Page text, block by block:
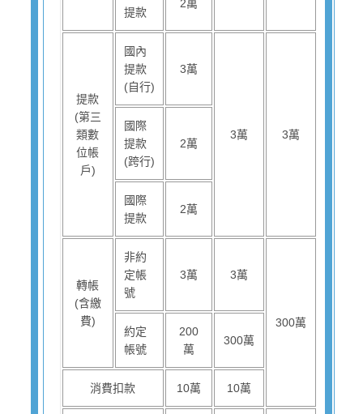
提款
2萬
提款
(第三
類數
位帳
戶)
國內
提款
(自行)
3萬
3萬 3萬
國際
提款
(跨行)
2萬
國際
提款
2萬
轉帳
(含繳
費)
非約
定帳
號
3萬 3萬
300萬
約定
帳號
200
萬
300萬
消費扣款 10萬 10萬